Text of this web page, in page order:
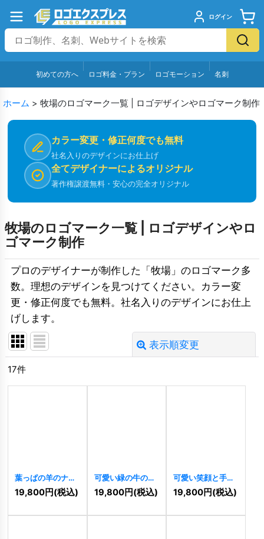
ログイン
初めての方へ ロゴ料金・プラン ロゴモーション 名刺
ホーム > 牧場のロゴマーク一覧 | ロゴデザインやロゴマーク制作
カラー変更・修正何度でも無料
社名入りのデザインにお仕上げ
全てデザイナーによるオリジナル
著作権譲渡無料・安心の完全オリジナル
牧場のロゴマーク一覧 | ロゴデザインやロ
ゴマーク制作
プロのデザイナーが制作した「牧場」のロゴマーク多
数。理想のデザインを見つけてください。カラー変
更・修正何度でも無料。社名入りのデザインにお仕上
げします。
表示順変更
17件
葉っぱの羊のナチ
ュラルロゴ
11489 ]
19,800円(税込)
可愛い緑の牛のロ
ゴ[ 10345]
19,800円(税込)
可愛い笑顔と手を
振る羊のロゴ
9744
19,800円(税込)